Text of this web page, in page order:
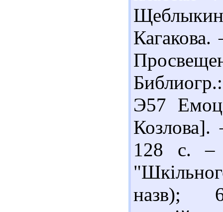
Э57
128 с. –
назв);